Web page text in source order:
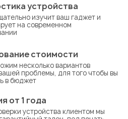
устройства
изучит ваш гаджет и
на современном
стоимости
несколько вариантов
проблемы, для того чтобы вы
в бюджет
от 1 года
устройства клиентом мы